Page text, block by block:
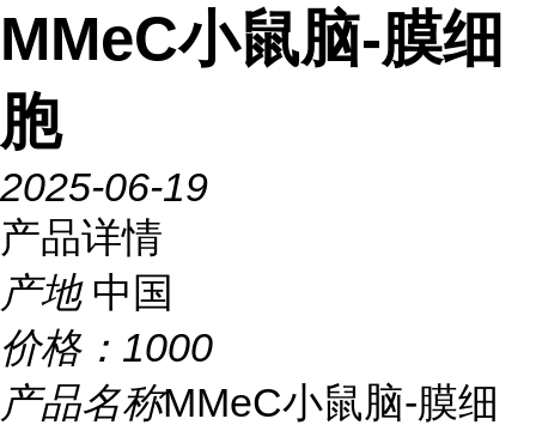
MMeC小鼠脑-膜细
胞
2025-06-19
产品详情
产地 中国
价格： 1000
产品名称MMeC小鼠脑-膜细